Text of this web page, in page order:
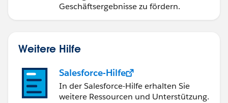
Geschäftsergebnisse zu fördern.
Weitere Hilfe
Salesforce-Hilfe
In der Salesforce-Hilfe erhalten Sie
weitere Ressourcen und Unterstützung.